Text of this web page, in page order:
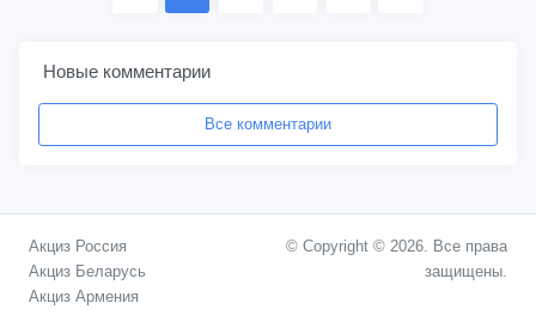
Новые комментарии
Все комментарии
Акциз Россия
Акциз Беларусь
Акциз Армения
© Copyright © 2026. Все права
защищены.